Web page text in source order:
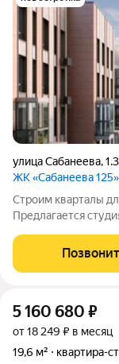
улица Сабанеева,1.3
ЖК «Сабанеева 125»
Строим кварталы
Предлагается
комплексе
установили окна и
5 160 680 ₽
от 18 249 ₽ в месяц
19,6 м²
квартира-